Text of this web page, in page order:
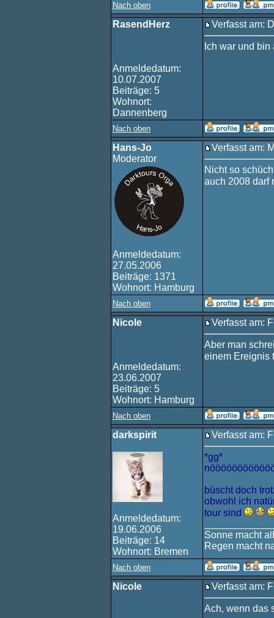
Nach oben
RasendHerz
Anmeldedatum:
10.07.2007
Beiträge: 5
Wohnort:
Dannenberg
Verfasst am:
Ich war und
Nach oben
Hans-Jo
Moderator
Anmeldedatum:
27.05.2006
Beiträge: 1371
Wohnort: Hamburg
Verfasst am:
Nicht so
auch 2008 darf
Nach oben
Nicole
Anmeldedatum:
23.06.2007
Beiträge: 5
Wohnort: Hamburg
Verfasst am:
Aber man
einem Ereignis
Nach oben
darkspirit
Anmeldedatum:
19.06.2006
Beiträge: 14
Wohnort: Bremen
Verfasst am:
*gg*
büscht doch
obwohl ich
tour sind
Sonne macht
Regen macht
Nach oben
Nicole Verfasst am:
Ach, wenn das